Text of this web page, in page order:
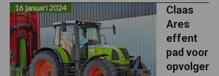
Claas
Ares
effent
pad voor
opvolger
16 januari 2024